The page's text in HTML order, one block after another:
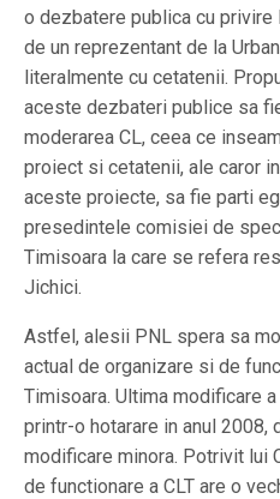
o dezbatere publica cu
de un reprezentant de la
literalmente cu cetatenii.
aceste dezbateri publice sa
moderarea CL, ceea ce
proiect si cetatenii, ale caror
aceste proiecte, sa fie parti
presedintele comisiei de
Timisoara la care se refera
Jichici.
Astfel, alesii PNL spera sa
actual de organizare si de
Timisoara. Ultima modificare
printr-o hotarare in anul 2008,
modificare minora. Potrivit lui
de functionare a CLT are o